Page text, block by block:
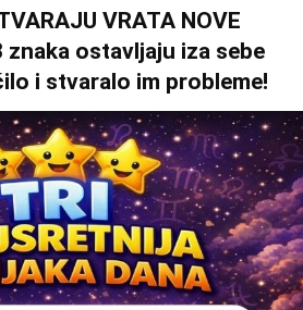
VRATA NOVE
znaka ostavljaju iza sebe
i stvaralo im probleme!